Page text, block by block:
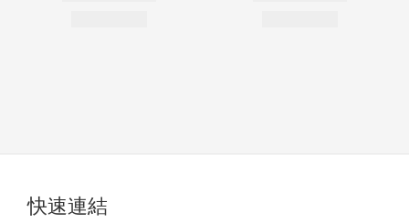
快速連結